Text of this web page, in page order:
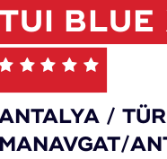
BLUE
/
MANAVGAT/